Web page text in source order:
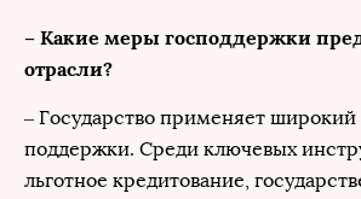
– Какие меры господдержки
отрасли?
– Государство применяет
поддержки. Среди ключевых
льготное кредитование,